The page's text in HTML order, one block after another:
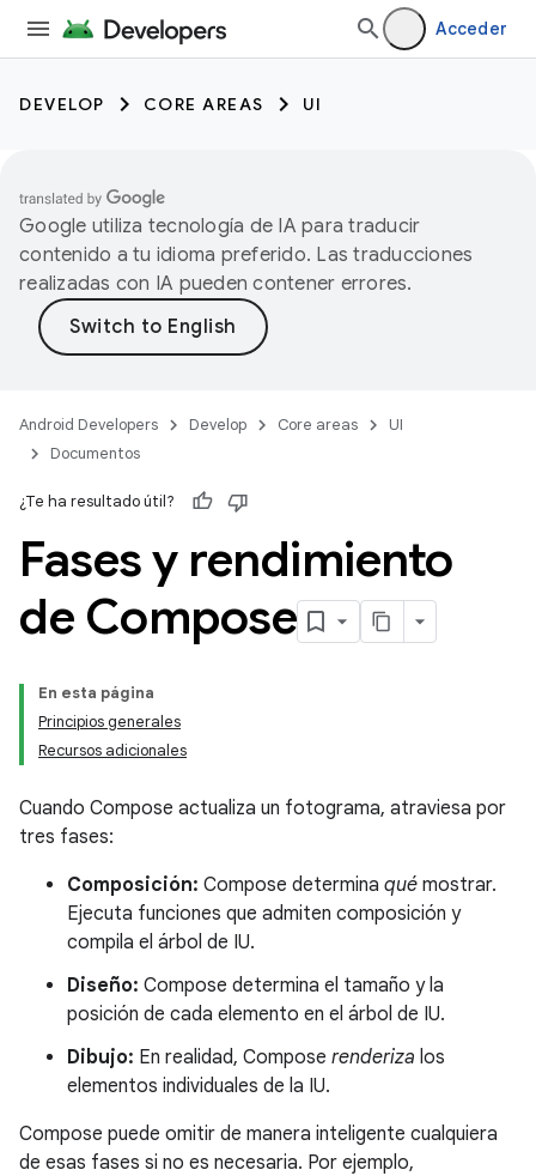
Acceder
DEVELOP CORE AREAS UI
Google utiliza tecnología de IA para traducir
contenido a tu idioma preferido. Las traducciones
realizadas con IA pueden contener errores.
Android Developers Develop Core areas
UI
Documentos
¿Te ha resultado útil?
Fases y rendimiento
de Compose
En esta página
Principios generales
Recursos adicionales
Cuando Compose actualiza un fotograma, atraviesa por
tres fases:
Composición: Compose determina qué mostrar.
Ejecuta funciones que admiten composición y
compila el árbol de IU.
Diseño: Compose determina el tamaño y la
posición de cada elemento en el árbol de IU.
Dibujo: En realidad, Compose renderiza los
elementos individuales de la IU.
Compose puede omitir de manera inteligente cualquiera
de esas fases si no es necesaria. Por ejemplo,